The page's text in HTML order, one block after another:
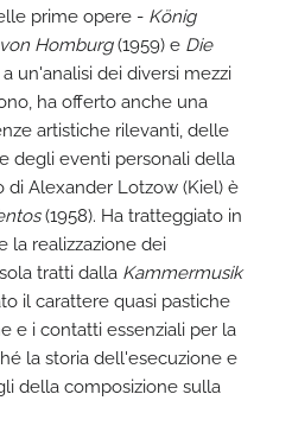
prime opere - König
Homburg(1959) e Die
a un'analisi dei diversi mezzi
ha offerto anche una
artistiche rilevanti, delle
degli eventi personali della
di Alexander Lotzow (Kiel) è
(1958). Ha tratteggiato in
la realizzazione dei
tratti dalla Kammermusik
il carattere quasi pastiche
e i contatti essenziali per la
la storia dell'esecuzione e
della composizione sulla